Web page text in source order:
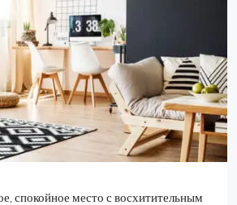
спокойное место с восхитительным